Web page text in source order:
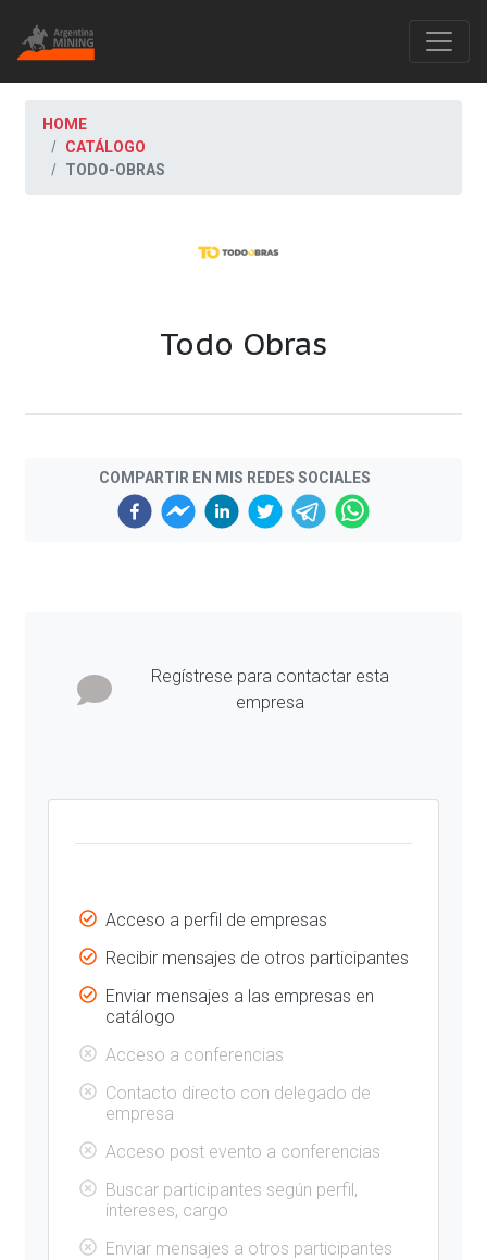
HOME
CATÁLOGO
TODO-OBRAS
Todo Obras
COMPARTIR EN MIS REDES SOCIALES
Regístrese para contactar esta
empresa
Acceso a perfil de empresas
Recibir mensajes de otros participantes
Enviar mensajes a las empresas en
catálogo
Acceso a conferencias
Contacto directo con delegado de
empresa
Acceso post evento a conferencias
Buscar participantes según perfil,
intereses, cargo
Enviar mensajes a otros participantes